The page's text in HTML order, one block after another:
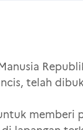
telah
memberi